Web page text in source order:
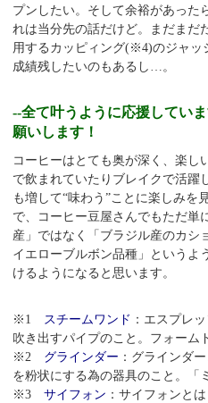
プンしたい。そして余裕があった
れは当分先の話だけど。まだまだ
用するカッピィング(※4)のジャッ
成績残したいのもあるし…。
--全て叶うように応援してい
願いします！
コーヒーはとても奥が深く、楽し
で飲まれていたりブレイクで活躍
も増して“味わう”ことに楽しみを
で、コーヒー豆屋さんでもただ単
産」ではなく「ブラジル産のカシ
イエローブルボン品種」というよ
けるようになると思います。
※ 1 スチームワンド ：エスプレ
吹き出すパイプのこと。フォーム
※2 グラインダー ：グラインダ
を粉状にする為の器具のこと。「
※3 サイフォン ：サイフォンと